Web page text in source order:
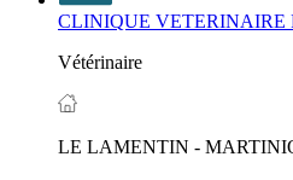
CLINIQUE VETERINAIRE
Vétérinaire
LE LAMENTIN -